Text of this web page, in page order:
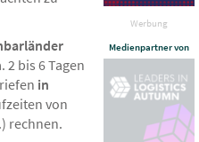
Werbung
Medienpartner von
2 bis 6 Tagen
in
von
rechnen.